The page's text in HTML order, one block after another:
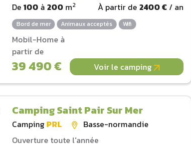
De100 à 200 m2
À partir de 2400 € / an
Bord de mer Animaux acceptés Wifi
Mobil-Home à
partir de
39 490 € Voir le camping
Camping Saint Pair Sur Mer
Camping PRL
Basse-normandie
Ouverture toute l'année